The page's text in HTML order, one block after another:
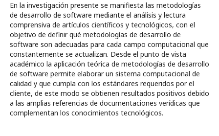
En la investigación presente se manifiesta las metodologías
de desarrollo de software mediante el análisis y lectura
comprensiva de artículos científicos y tecnológicos, con el
objetivo de definir qué metodologías de desarrollo de
software son adecuadas para cada campo computacional que
constantemente se actualizan. Desde el punto de vista
académico la aplicación teórica de metodologías de desarrollo
de software permite elaborar un sistema computacional de
calidad y que cumpla con los estándares requeridos por el
cliente, de este modo se obtienen resultados positivos debido
a las amplias referencias de documentaciones verídicas que
complementan los conocimientos tecnológicos.